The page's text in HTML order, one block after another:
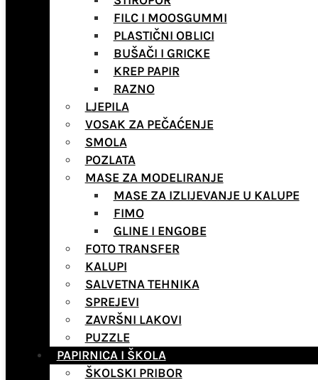
FILC I MOOSGUMMI
PLASTIČNI OBLICI
BUŠAČI I GRICKE
KREP PAPIR
RAZNO
LJEPILA
VOSAK ZA PEČAĆENJE
SMOLA
POZLATA
MASE ZA MODELIRANJE
MASE ZA IZLIJEVANJE U KALUPE
FIMO
GLINE I ENGOBE
FOTO TRANSFER
KALUPI
SALVETNA TEHNIKA
SPREJEVI
ZAVRŠNI LAKOVI
PUZZLE
PAPIRNICA I ŠKOLA
ŠKOLSKI PRIBOR